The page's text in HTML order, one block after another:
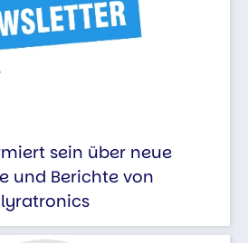
sein über neue
und Berichte von
lyratronics